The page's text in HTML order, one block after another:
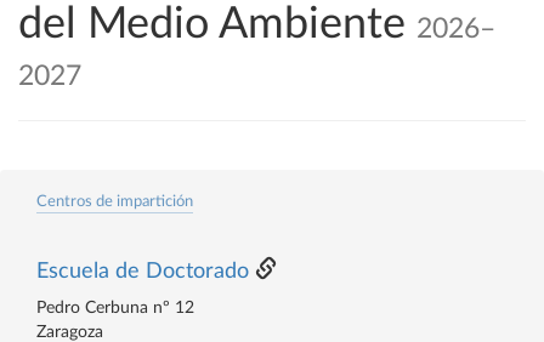
del Medio Ambiente 2026–
2027
Centros de impartición
Escuela de Doctorado
Pedro Cerbuna nº 12
Zaragoza